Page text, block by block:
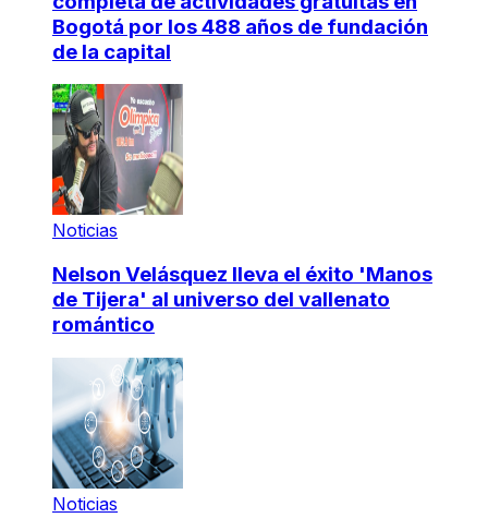
Bogotá por los 488 años de fundación
de la capital
Noticias
Nelson Velásquez lleva el éxito 'Manos
de Tijera' al universo del vallenato
romántico
Noticias